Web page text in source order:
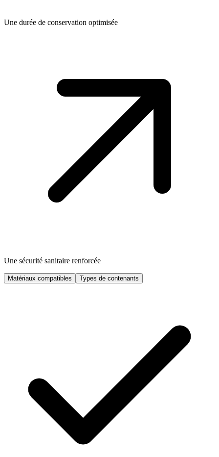
Une durée de conservation optimisée
Une sécurité sanitaire renforcée
Matériaux compatibles Types de contenants